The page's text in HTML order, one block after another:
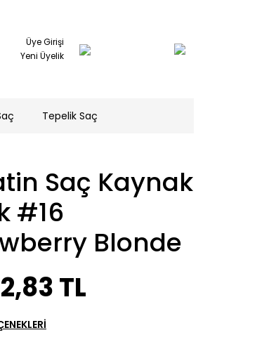
Üye Girişi
Yeni Üyelik
Tepelik Saç
Saç Kaynak
#16
Blonde
TL